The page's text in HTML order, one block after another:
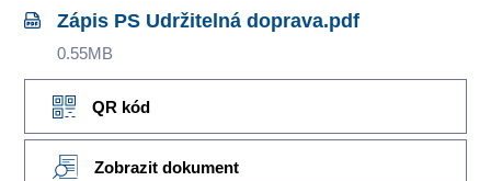
Zápis PS Udržitelná doprava.pdf
0.55MB
QR kód
Zobrazit dokument